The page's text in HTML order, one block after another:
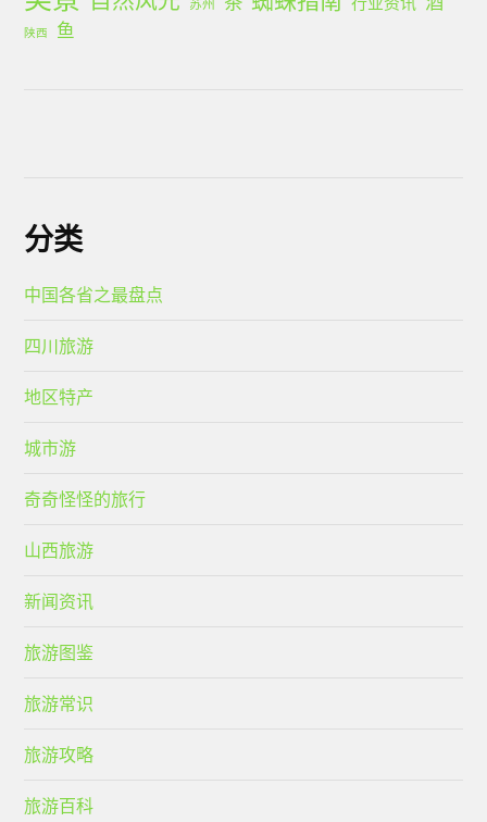
苏州
陕西 鱼
分类
中国各省之最盘点
四川旅游
地区特产
城市游
奇奇怪怪的旅行
山西旅游
新闻资讯
旅游图鉴
旅游常识
旅游攻略
旅游百科